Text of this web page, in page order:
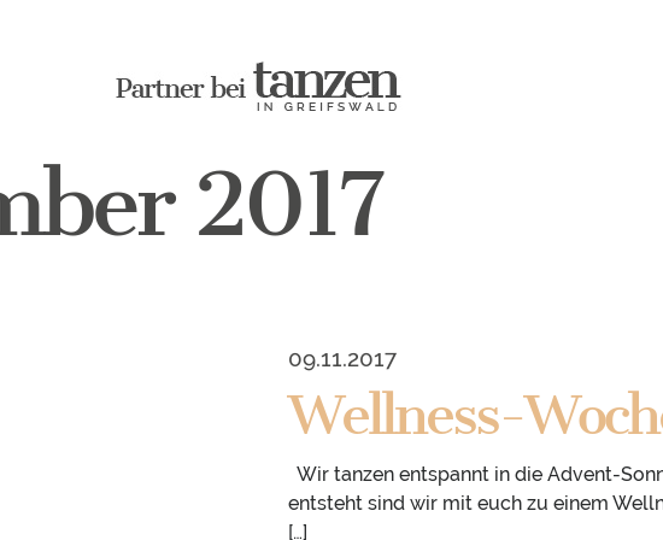
2017
09.11.2017
Wellness-
Wir tanzen entspannt in die Advent-
entsteht sind wir mit euch zu einem
[…]